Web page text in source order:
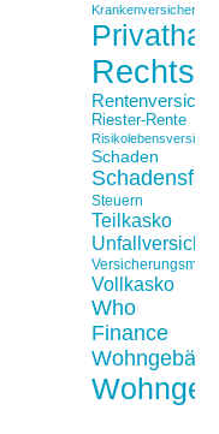
Krankenversicherung
Riester-Rente
Schaden
Steuern
Teilkasko
Vollkasko
Who
Finance